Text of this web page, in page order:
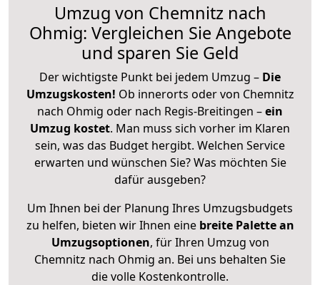
Umzug von Chemnitz nach
Ohmig: Vergleichen Sie Angebote
und sparen Sie Geld
Der wichtigste Punkt bei jedem Umzug – Die
Umzugskosten! Ob innerorts oder von Chemnitz
nach Ohmig oder nach Regis-Breitingen –ein
Umzug kostet. Man muss sich vorher im Klaren
sein, was das Budget hergibt. Welchen Service
erwarten und wünschen Sie? Was möchten Sie
dafür ausgeben?
Um Ihnen bei der Planung Ihres Umzugsbudgets
zu helfen, bieten wir Ihnen eine breite Palette an
Umzugsoptionen, für Ihren Umzug von
Chemnitz nach Ohmig an. Bei uns behalten Sie
die volle Kostenkontrolle.